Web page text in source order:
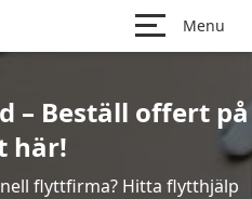
Menu
– Beställ offert på
här!
flyttfirma? Hitta flytthjälp